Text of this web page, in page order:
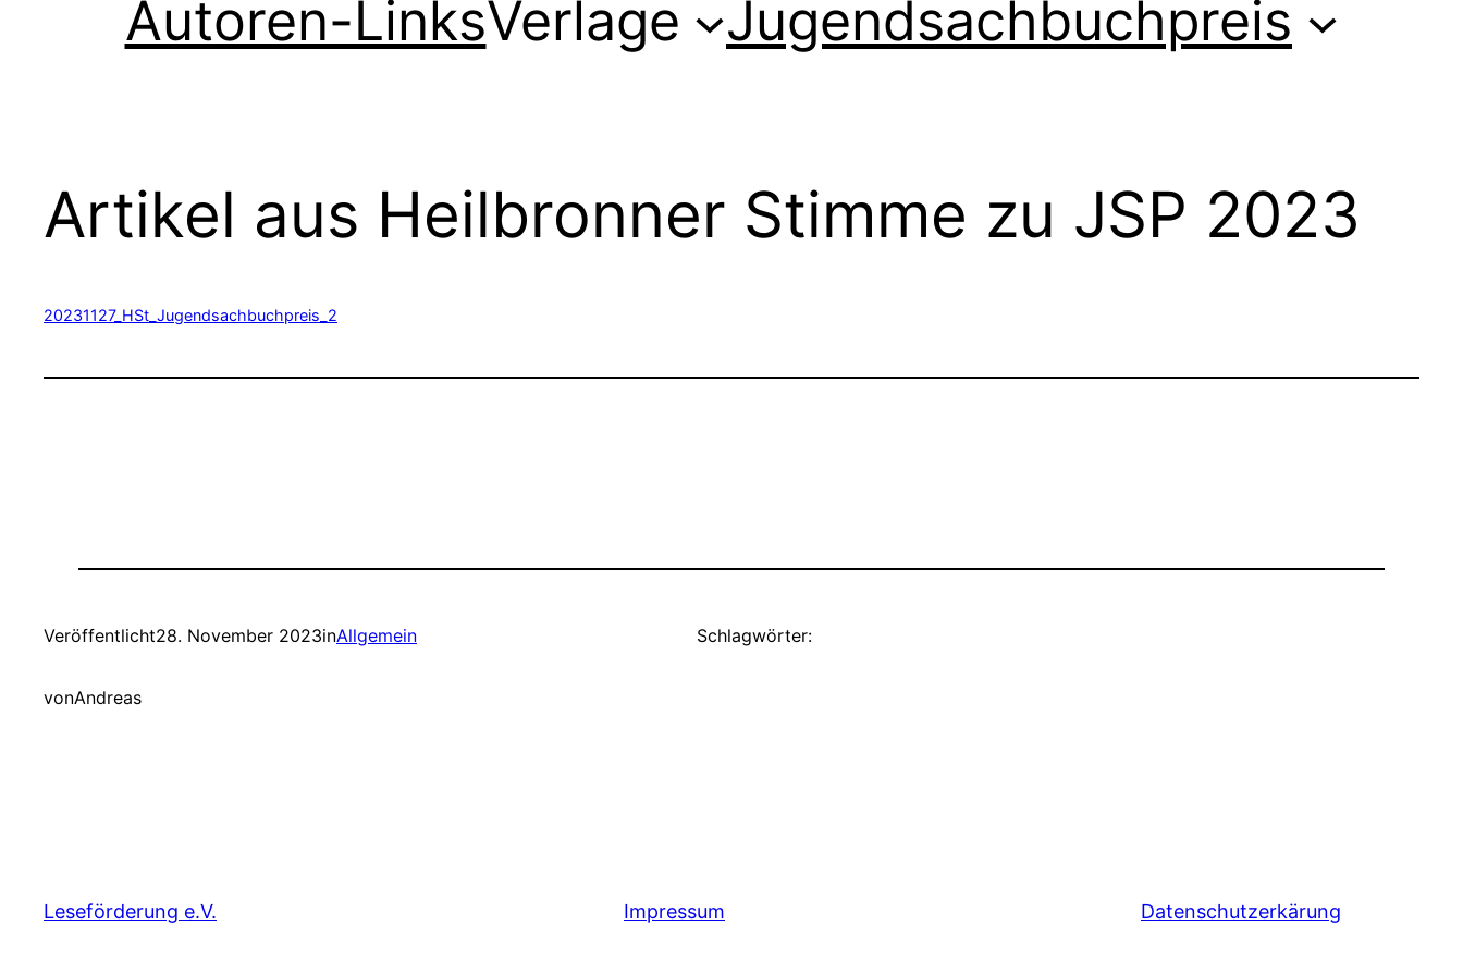
Autoren-LinksVerlage Jugendsachbuchpreis
Artikel aus Heilbronner Stimme zu JSP 2023
20231127_HSt_Jugendsachbuchpreis_2
Veröffentlicht28. November 2023inAllgemein
vonAndreas
Schlagwörter:
Leseförderung e.V. Impressum Datenschutzerkärung